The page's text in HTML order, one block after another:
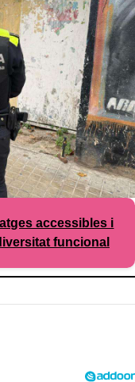
accessibles i
funcional